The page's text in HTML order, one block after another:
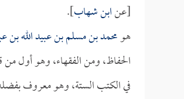
[عنابن شهاب].
هومحمد بن مسلم بن عبيد الله
الحفاظ، ومن الفقهاء، وهو أول
في الكتب الستة، وهو معروف